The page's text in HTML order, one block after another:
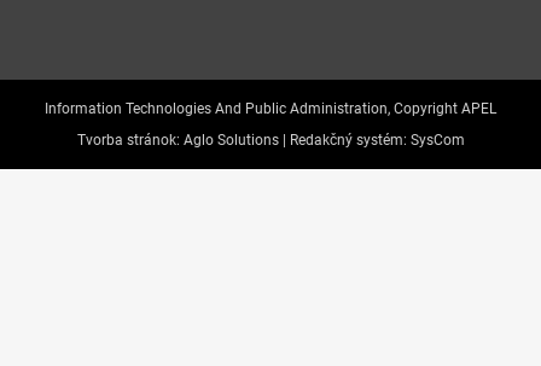
Information Technologies And Public Administration, Copyright APEL
Tvorba stránok: Aglo Solutions | Redakčný systém: SysCom